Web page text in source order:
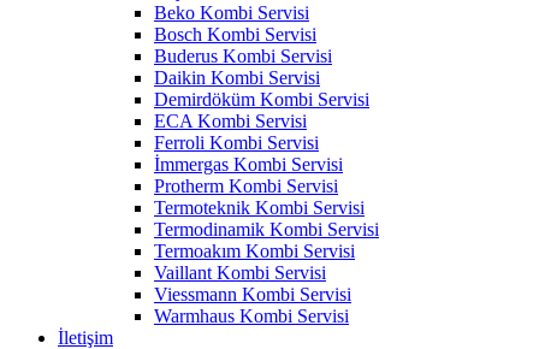
Beko Kombi Servisi
Bosch Kombi Servisi
Buderus Kombi Servisi
Daikin Kombi Servisi
Demirdöküm Kombi Servisi
ECA Kombi Servisi
Ferroli Kombi Servisi
İmmergas Kombi Servisi
Protherm Kombi Servisi
Termoteknik Kombi Servisi
Termodinamik Kombi Servisi
Termoakım Kombi Servisi
Vaillant Kombi Servisi
Viessmann Kombi Servisi
Warmhaus Kombi Servisi
İletişim